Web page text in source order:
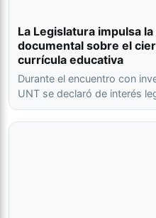
La Legislatura impulsa
documental sobre el
currícula educativa
Durante el encuentro con
UNT se declaró de interés